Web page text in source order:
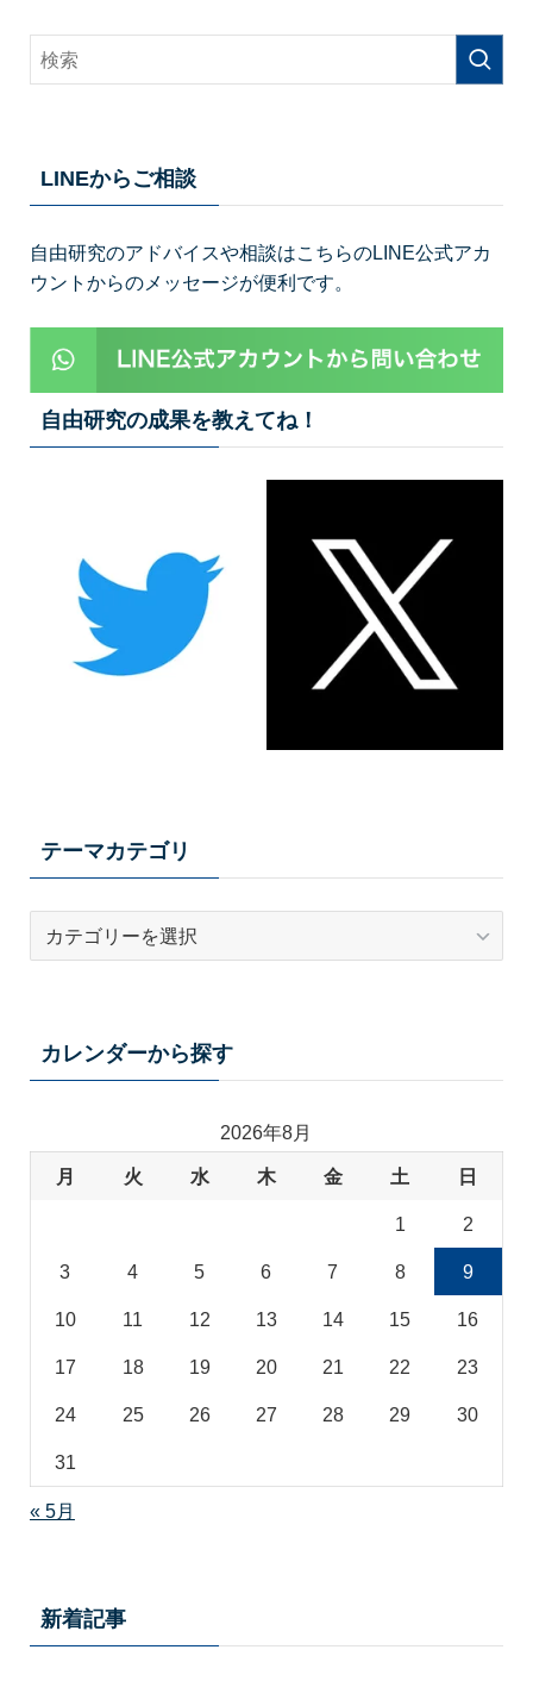
LINEからご相談
自由研究のアドバイスや相談はこちらのLINE公式アカ
ウントからのメッセージが便利です。
自由研究の成果を教えてね！
テーマカテゴリ
カレンダーから探す
2026年8月
月 火 水 木 金 土 日
1 2
3 4 5 6 7 8 9
10 11 12 13 14 15 16
17 18 19 20 21 22 23
24 25 26 27 28 29 30
31
« 5月
新着記事